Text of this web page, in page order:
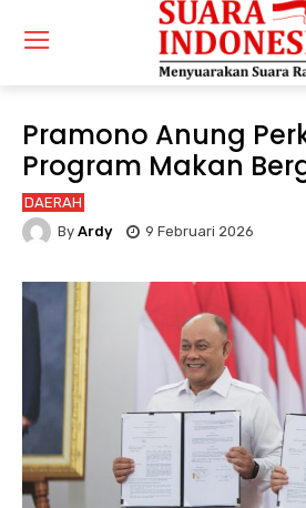
Pramono Anung
Program Makan
DAERAH
By Ardy 9 Februari 2026